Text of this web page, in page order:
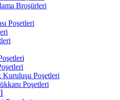
Broşürleri
Poşetleri
Kuruluşu Poşetleri
Poşetleri